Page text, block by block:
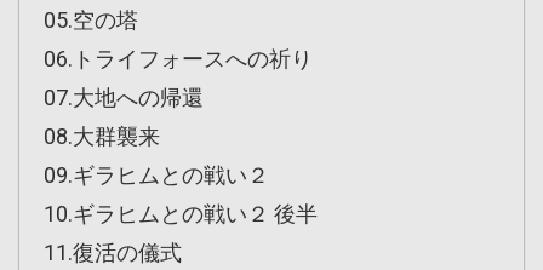
05.空の塔
06.トライフォースへの祈り
07.大地への帰還
08.大群襲来
09.ギラヒムとの戦い２
10.ギラヒムとの戦い２ 後半
11.復活の儀式